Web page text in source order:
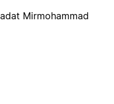
Mirmohammad